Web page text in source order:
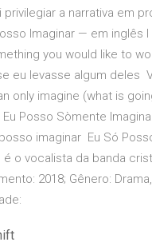
a narrativa em
Imaginar — em inglês
you would like to
eu levasse algum deles
only imagine (what is
Eu Posso Sòmente
imaginar Eu Só
é o vocalista da banda
2018; Gênero: